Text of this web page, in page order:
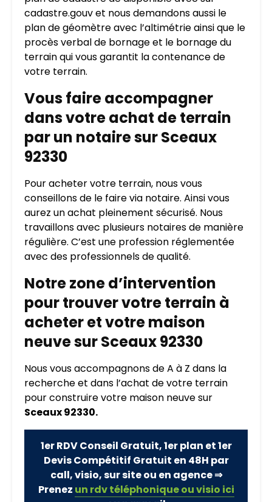
cadastre.gouv et nous demandons aussi le
plan de géomètre avec l’altimétrie ainsi que le
procès verbal de bornage et le bornage du
terrain qui vous garantit la contenance de
votre terrain.
Vous faire accompagner
dans votre achat de terrain
par un notaire sur Sceaux
92330
Pour acheter votre terrain, nous vous
conseillons de le faire via notaire. Ainsi vous
aurez un achat pleinement sécurisé. Nous
travaillons avec plusieurs notaires de manière
régulière. C’est une profession réglementée
avec des professionnels de qualité.
Notre zone d’intervention
pour trouver votre terrain à
acheter et votre maison
neuve sur Sceaux 92330
Nous vous accompagnons de A à Z dans la
recherche et dans l’achat de votre terrain
pour construire votre maison neuve sur
Sceaux 92330.
1er RDV Conseil Gratuit, 1er plan et 1er
Devis Compétitif Gratuit en 48H par
call, visio, sur site ou en agence ⇒
Prenez un rdv téléphonique ou visio ici